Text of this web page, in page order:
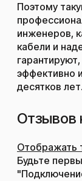
Поэтому
инженеров,
кабели и
эффективно
десятков лет.
Отзывов
Отображать
Будьте